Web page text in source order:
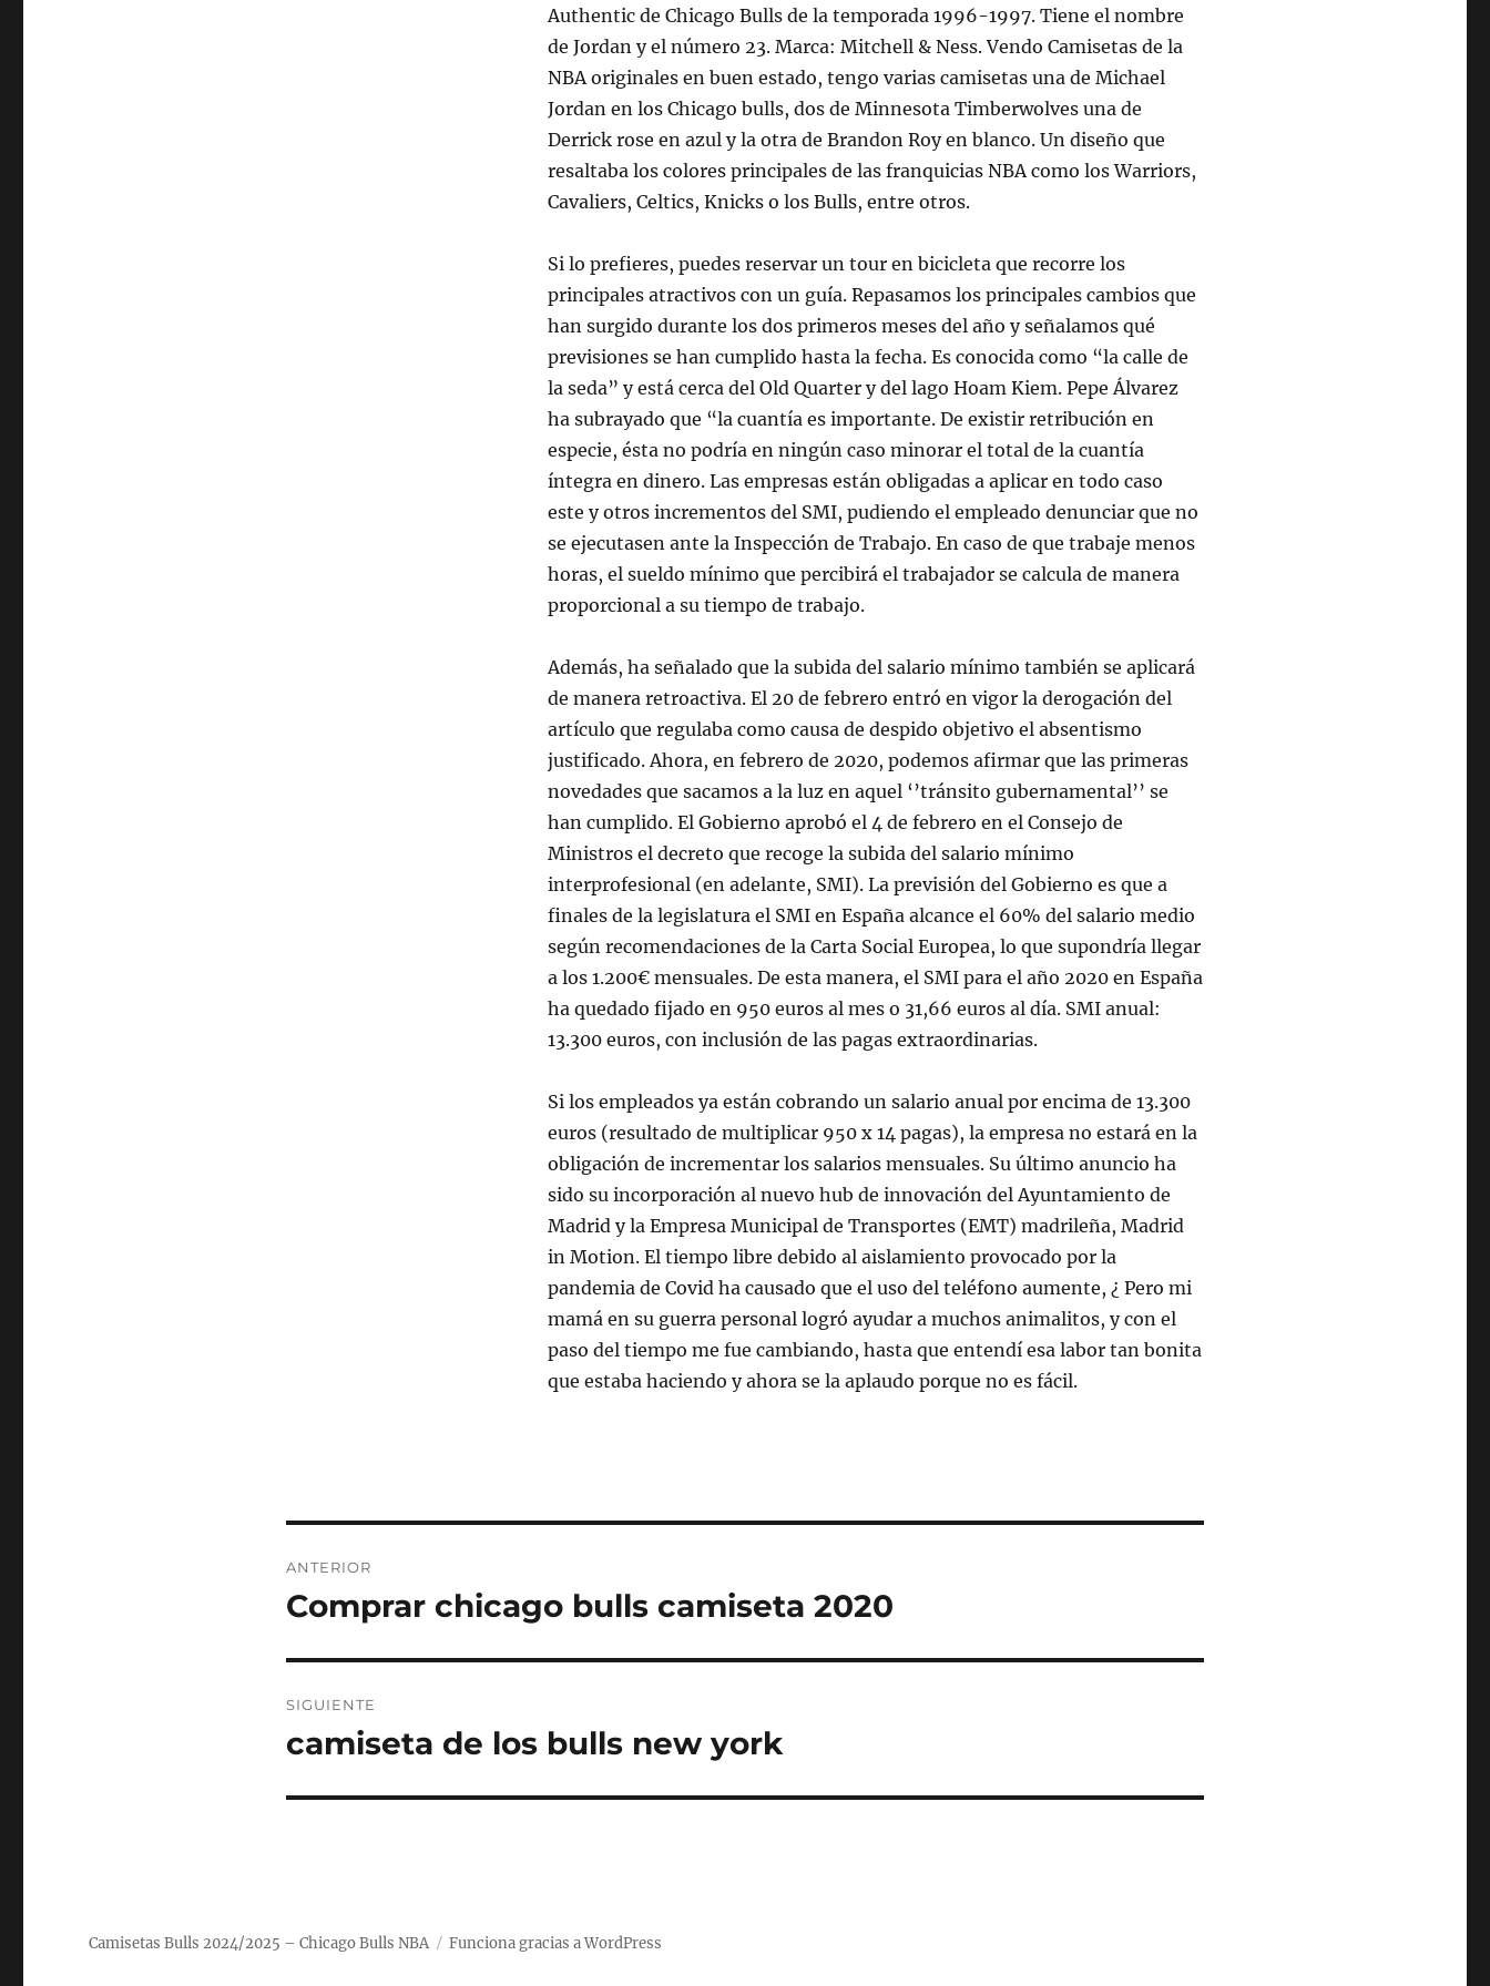
Authentic de Chicago Bulls de la temporada 1996-1997. Tiene el nombre
de Jordan y el número 23. Marca: Mitchell & Ness. Vendo Camisetas de la
NBA originales en buen estado, tengo varias camisetas una de Michael
Jordan en los Chicago bulls, dos de Minnesota Timberwolves una de
Derrick rose en azul y la otra de Brandon Roy en blanco. Un diseño que
resaltaba los colores principales de las franquicias NBA como los Warriors,
Cavaliers, Celtics, Knicks o los Bulls, entre otros.
Si lo prefieres, puedes reservar un tour en bicicleta que recorre los
principales atractivos con un guía. Repasamos los principales cambios que
han surgido durante los dos primeros meses del año y señalamos qué
previsiones se han cumplido hasta la fecha. Es conocida como “la calle de
la seda” y está cerca del Old Quarter y del lago Hoam Kiem. Pepe Álvarez
ha subrayado que “la cuantía es importante. De existir retribución en
especie, ésta no podría en ningún caso minorar el total de la cuantía
íntegra en dinero. Las empresas están obligadas a aplicar en todo caso
este y otros incrementos del SMI, pudiendo el empleado denunciar que no
se ejecutasen ante la Inspección de Trabajo. En caso de que trabaje menos
horas, el sueldo mínimo que percibirá el trabajador se calcula de manera
proporcional a su tiempo de trabajo.
Además, ha señalado que la subida del salario mínimo también se aplicará
de manera retroactiva. El 20 de febrero entró en vigor la derogación del
artículo que regulaba como causa de despido objetivo el absentismo
justificado. Ahora, en febrero de 2020, podemos afirmar que las primeras
novedades que sacamos a la luz en aquel ‘’tránsito gubernamental’’ se
han cumplido. El Gobierno aprobó el 4 de febrero en el Consejo de
Ministros el decreto que recoge la subida del salario mínimo
interprofesional (en adelante, SMI). La previsión del Gobierno es que a
finales de la legislatura el SMI en España alcance el 60% del salario medio
según recomendaciones de la Carta Social Europea, lo que supondría llegar
a los 1.200€ mensuales. De esta manera, el SMI para el año 2020 en España
ha quedado fijado en 950 euros al mes o 31,66 euros al día. SMI anual:
13.300 euros, con inclusión de las pagas extraordinarias.
Si los empleados ya están cobrando un salario anual por encima de 13.300
euros (resultado de multiplicar 950 x 14 pagas), la empresa no estará en la
obligación de incrementar los salarios mensuales. Su último anuncio ha
sido su incorporación al nuevo hub de innovación del Ayuntamiento de
Madrid y la Empresa Municipal de Transportes (EMT) madrileña, Madrid
in Motion. El tiempo libre debido al aislamiento provocado por la
pandemia de Covid ha causado que el uso del teléfono aumente, ¿ Pero mi
mamá en su guerra personal logró ayudar a muchos animalitos, y con el
paso del tiempo me fue cambiando, hasta que entendí esa labor tan bonita
que estaba haciendo y ahora se la aplaudo porque no es fácil.
de
ANTERIOR
Entrada
Comprar chicago bulls camiseta 2020
SIGUIENTE
Entrada
camiseta de los bulls new york
Camisetas Bulls 2024/2025 – Chicago Bulls NBA Funciona gracias a WordPress